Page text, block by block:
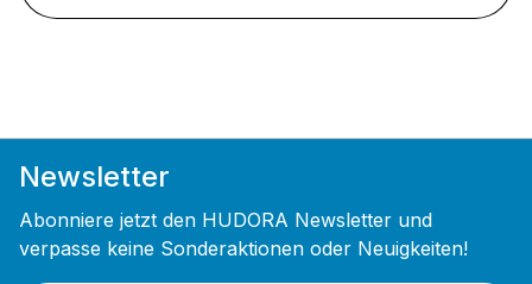
Newsletter
Abonniere jetzt den HUDORA Newsletter und
verpasse keine Sonderaktionen oder Neuigkeiten!